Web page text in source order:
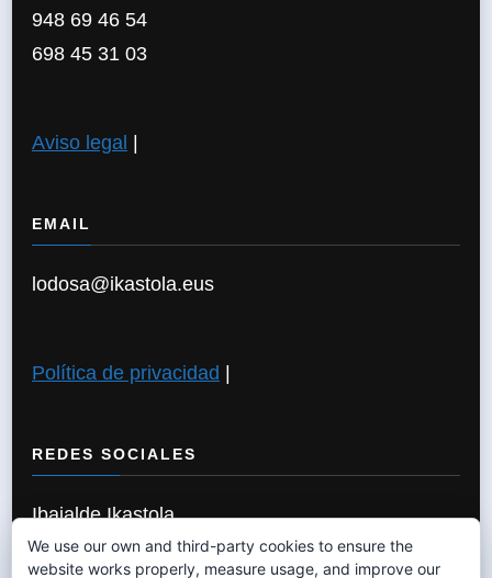
948 69 46 54
698 45 31 03
Aviso legal |
EMAIL
lodosa@ikastola.eus
Política de privacidad |
REDES SOCIALES
Ibaialde Ikastola
We use our own and third-party cookies to ensure the
website works properly, measure usage, and improve our